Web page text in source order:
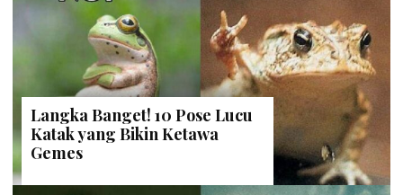
Langka Banget! 10 Pose Lucu
Katak yang Bikin Ketawa
Gemes